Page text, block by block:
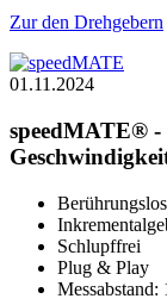
Zur den Drehgebern
01.11.2024
speedMATE® -
Schlupffrei
Plug & Play